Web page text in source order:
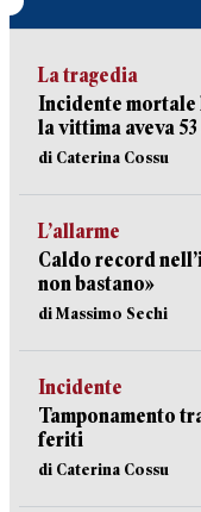
La tragedia
Incidente mortale
la vittima aveva
di Caterina Cossu
L’allarme
Caldo record
non bastano»
di Massimo Sechi
Incidente
Tamponamento
feriti
di Caterina Cossu